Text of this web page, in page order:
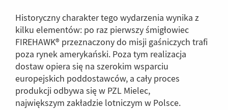
Historyczny charakter tego wydarzenia wynika z
kilku elementów: po raz pierwszy śmigłowiec
FIREHAWK® przeznaczony do misji gaśniczych trafi
poza rynek amerykański. Poza tym realizacja
dostaw opiera się na szerokim wsparciu
europejskich poddostawców, a cały proces
produkcji odbywa się w PZL Mielec,
największym zakładzie lotniczym w Polsce.